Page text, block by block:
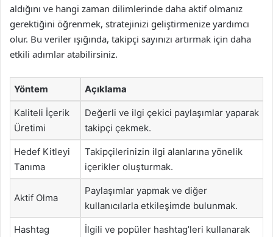
aldığını ve hangi zaman dilimlerinde daha aktif olmanız
gerektiğini öğrenmek, stratejinizi geliştirmenize yardımcı
olur. Bu veriler ışığında, takipçi sayınızı artırmak için daha
etkili adımlar atabilirsiniz.
Yöntem Açıklama
Kaliteli İçerik
Üretimi
Değerli ve ilgi çekici paylaşımlar yaparak
takipçi çekmek.
Hedef Kitleyi
Tanıma
Takipçilerinizin ilgi alanlarına yönelik
içerikler oluşturmak.
Aktif Olma
Paylaşımlar yapmak ve diğer
kullanıcılarla etkileşimde bulunmak.
Hashtag
İlgili ve popüler hashtag’leri kullanarak